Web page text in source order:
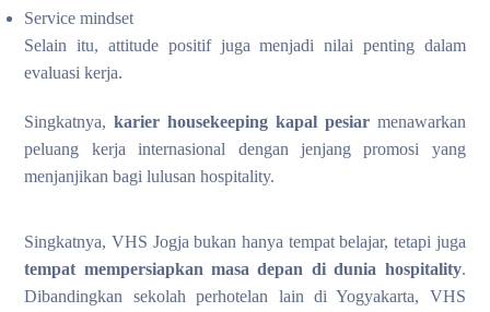
Service mindset
Selain itu, attitude positif juga menjadi nilai penting dalam
evaluasi kerja.
Singkatnya,karier housekeeping kapal pesiarmenawarkan
peluang kerja internasional dengan jenjang promosi yang
menjanjikan bagi lulusan hospitality.
Singkatnya, VHS Jogja bukan hanya tempat belajar, tetapi juga
tempat mempersiapkan masa depan di dunia hospitality.
Dibandingkan sekolah perhotelan lain di Yogyakarta, VHS